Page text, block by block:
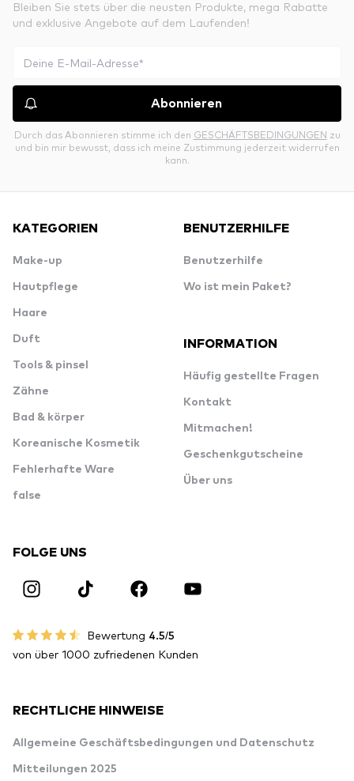
Bleiben Sie stets über die neusten Produkte, mega Rabatte
und exklusive Angebote auf dem Laufenden!
Abonnieren
Durch das Abonnieren stimme ich den GESCHÄFTSBEDINGUNGEN zu
und bin mir bewusst, dass ich meine Zustimmung jederzeit widerrufen
kann.
KATEGORIEN
Make-up
Hautpflege
Haare
Duft
Tools & pinsel
Zähne
Bad & körper
Koreanische Kosmetik
Fehlerhafte Ware
false
BENUTZERHILFE
Benutzerhilfe
Wo ist mein Paket?
INFORMATION
Häufig gestellte Fragen
Kontakt
Mitmachen!
Geschenkgutscheine
Über uns
FOLGE UNS
Bewertung 4.5/5
von über 1000 zufriedenen Kunden
RECHTLICHE HINWEISE
Allgemeine Geschäftsbedingungen und Datenschutz
Mitteilungen 2025